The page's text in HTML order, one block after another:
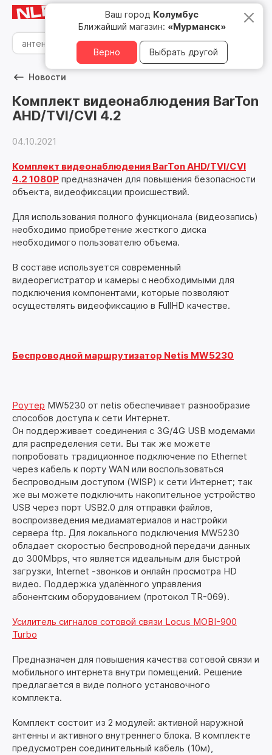
Мурманск
Ваш город Колумбус
Ближайший магазин: «Мурманск»
Верно Выбрать другой
8 800 500 05 15
Новости
Комплект видеонаблюдения BarTon
AHD/TVI/CVI 4.2
04.10.2021
Комплект видеонаблюдения BarTon AHD/TVI/CVI
4.2 1080P предназначен для повышения безопасности
объекта, видеофиксации происшествий.
Для использования полного функционала (видеозапись)
необходимо приобретение жесткого диска
необходимого пользователю объема.
В составе используется современный
видеорегистратор и камеры с необходимыми для
подключения компонентами, которые позволяют
осуществлять видеофиксацию в FullHD качестве.
Беспроводной маршрутизатор Netis MW5230
Роутер MW5230 от netis обеспечивает разнообразие
способов доступа к сети Интернет.
Он поддерживает соединения с 3G/4G USB модемами
для распределения сети. Вы так же можете
попробовать традиционное подключение по Ethernet
через кабель к порту WAN или воспользоваться
беспроводным доступом (WISP) к сети Интернет; так
же вы можете подключить накопительное устройство
USB через порт USB2.0 для отправки файлов,
воспроизведения медиаматериалов и настройки
сервера ftp. Для локального подключения MW5230
обладает скоростью беспроводной передачи данных
до 300Mbps, что является идеальным для быстрой
загрузки, Internet -звонков и онлайн просмотра HD
видео. Поддержка удалённого управления
абонентским оборудованием (протокол TR-069).
Усилитель сигналов сотовой связи Locus MOBI-900
Turbo
Предназначен для повышения качества сотовой связи и
мобильного интернета внутри помещений. Решение
предлагается в виде полного установочного
комплекта.
Комплект состоит из 2 модулей: активной наружной
антенны и активного внутреннего блока. В комплекте
предусмотрен соединительный кабель (10м),